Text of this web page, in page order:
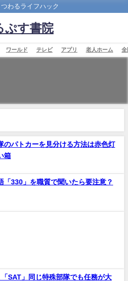
わるライフハック
ぷす書院
ワールド テレビ アプリ 老人ホーム 全
のパトカーを見分ける方法は赤色灯
箱
「330」を職質で聞いたら要注意？
「SAT」同じ特殊部隊でも任務が大